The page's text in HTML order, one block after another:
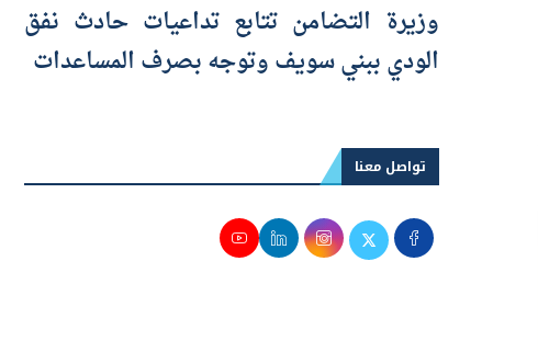
وزيرة التضامن تتابع تداعيات حادث نفق
الودي ببني سويف وتوجه بصرف المساعدات
تواصل معنا